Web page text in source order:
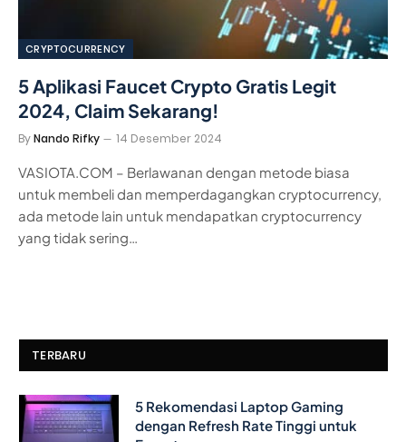
CRYPTOCURRENCY
5 Aplikasi Faucet Crypto Gratis Legit
2024, Claim Sekarang!
ByNando Rifky 14 Desember 2024
VASIOTA.COM – Berlawanan dengan metode biasa
untuk membeli dan memperdagangkan cryptocurrency,
ada metode lain untuk mendapatkan cryptocurrency
yang tidak sering…
TERBARU
5 Rekomendasi Laptop Gaming
dengan Refresh Rate Tinggi untuk